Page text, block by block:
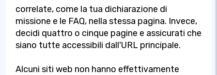
correlate, come la tua dichiarazione di
missione e le FAQ, nella stessa pagina. Invece,
decidi quattro o cinque pagine e assicurati che
siano tutte accessibili dall'URL principale.
Alcuni siti web non hanno effettivamente